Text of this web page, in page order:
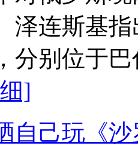
泽连斯基
分别位于
]
自己玩《